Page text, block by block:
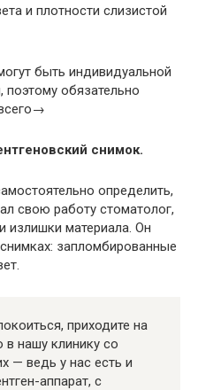
и плотности слизистой
быть индивидуальной
обязательно
снимок.
определить,
свою работу стоматолог,
излишки материала. Он
запломбированные
приходите на
в нашу клинику со
— ведь у нас есть и
аппарат, с